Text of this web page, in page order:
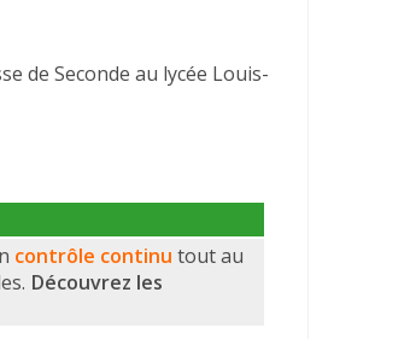
de Seconde au lycée Louis-
contrôle continu tout au
Découvrez les